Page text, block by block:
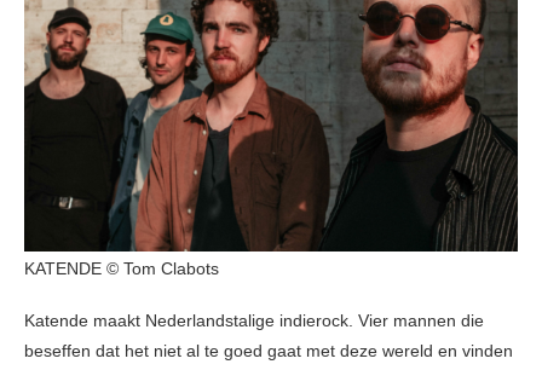
KATENDE © Tom Clabots
Katende maakt Nederlandstalige indierock. Vier mannen die
beseffen dat het niet al te goed gaat met deze wereld en vinden